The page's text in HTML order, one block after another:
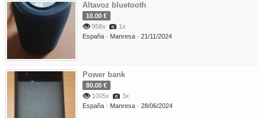
Altavoz bluetooth
10.00 €
958x
1x
España · Manresa · 21/11/2024
Power bank
80.00 €
1005x
3x
España · Manresa · 28/06/2024